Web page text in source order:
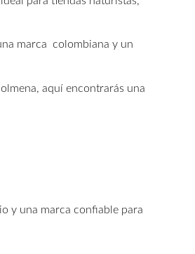
marca colombiana y un
aquí encontrarás una
y una marca confiable para